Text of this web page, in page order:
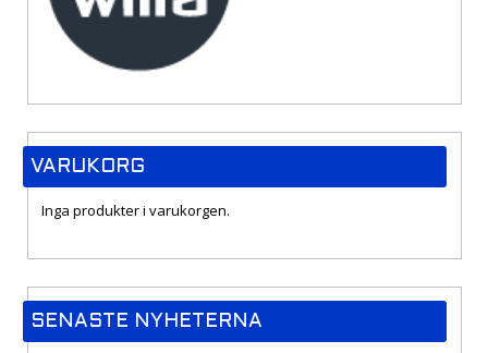
VARUKORG
Inga produkter i varukorgen.
SENASTE NYHETERNA